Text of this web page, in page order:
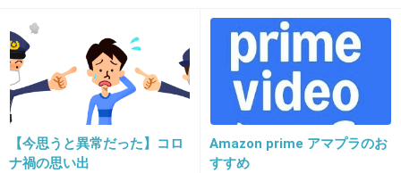
20. 匿名2018/11/14(水) 16:57:17
姿は見えません。
+2 -0
【今思うと異常だった】コロ
ナ禍の思い出
Amazon prime アマプラのお
すすめ